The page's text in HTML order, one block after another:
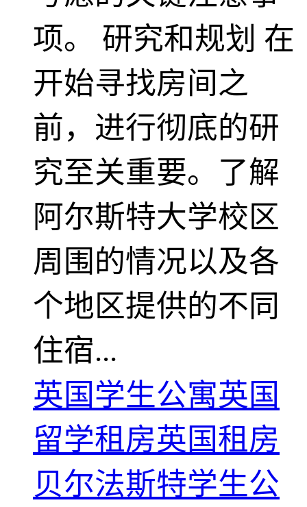
项。 研究和规划 在
开始寻找房间之
前，进行彻底的研
究至关重要。了解
阿尔斯特大学校区
周围的情况以及各
个地区提供的不同
住宿...
英国学生公寓英国
留学租房英国租房
贝尔法斯特学生公